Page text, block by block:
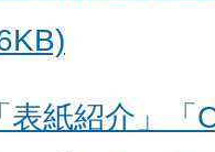
表紙紹介」「